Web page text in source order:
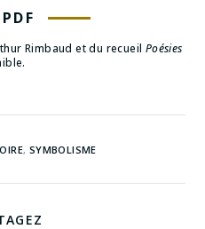
Rimbaud et du recueil Poésies
, SYMBOLISME